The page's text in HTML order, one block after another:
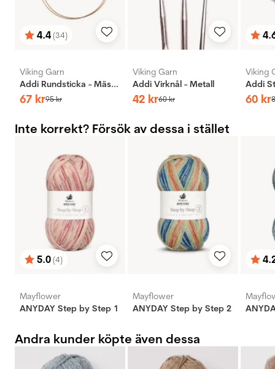
Betyg:
4.4(34)
utav 5 stjärnor
Viking Garn
Addi Rundsticka - Mässing
67 kr95kr
Viking Garn
Addi Virknål - Metall
42 kr60kr
utav
Viking
60 kr
Inte korrekt? Försök av dessa i stället
Betyg:
5.0(4)
utav 5 stjärnor
Mayflower
ANYDAY Step by Step 1
Mayflower
ANYDAY Step by Step 2
utav
Andra kunder köpte även dessa